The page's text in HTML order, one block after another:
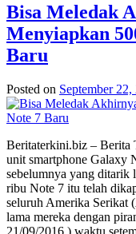
Bisa Meledak
Menyiapkan
Baru
Posted on September 22,
Beritaterkini.biz – Berita
unit smartphone Galaxy
sebelumnya yang ditarik
ribu Note 7 itu telah
seluruh Amerika Serikat
lama mereka dengan
21/09/2016 ) waktu